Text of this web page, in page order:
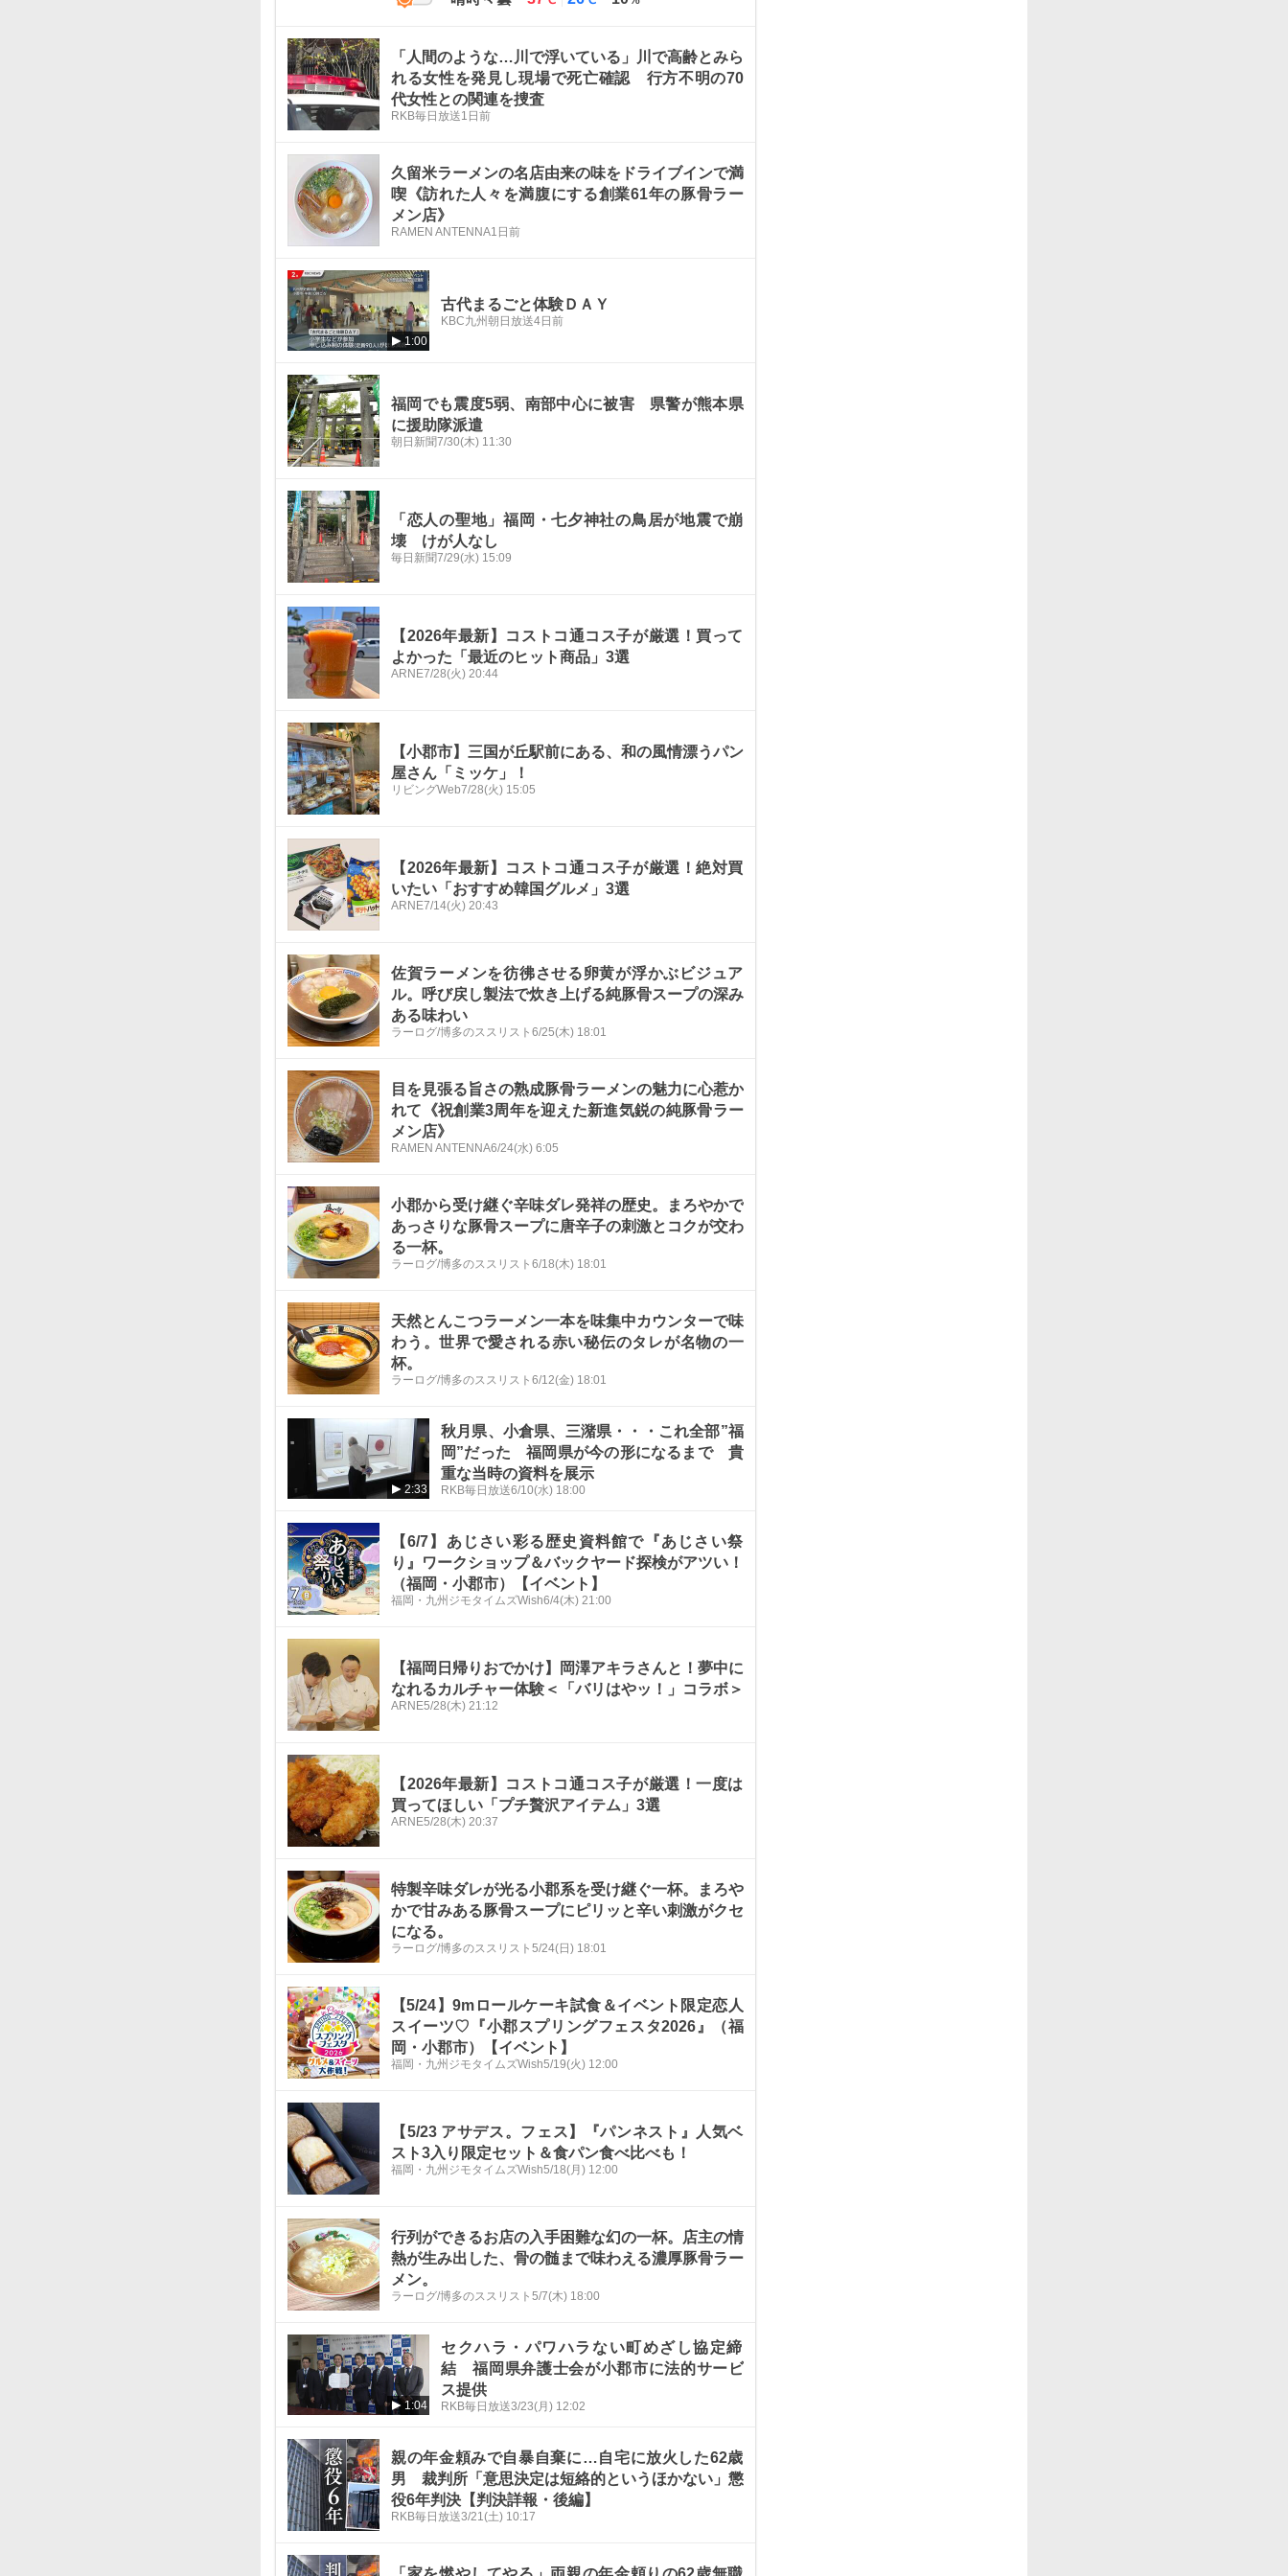
温
温
「人間のような…川で浮いている」川で高齢とみら
れる女性を発見し現場で死亡確認 行方不明の70
代女性との関連を捜査
RKB毎日放送1日前
久留米ラーメンの名店由来の味をドライブインで満
喫《訪れた人々を満腹にする創業61年の豚骨ラー
メン店》
RAMEN ANTENNA1日前
1:00
古代まるごと体験ＤＡＹ
KBC九州朝日放送4日前
福岡でも震度5弱、南部中心に被害 県警が熊本県
に援助隊派遣
朝日新聞7/30(木) 11:30
「恋人の聖地」福岡・七夕神社の鳥居が地震で崩
壊 けが人なし
毎日新聞7/29(水) 15:09
【2026年最新】コストコ通コス子が厳選！買って
よかった「最近のヒット商品」3選
ARNE7/28(火) 20:44
【小郡市】三国が丘駅前にある、和の風情漂うパン
屋さん「ミッケ」！
リビングWeb7/28(火) 15:05
【2026年最新】コストコ通コス子が厳選！絶対買
いたい「おすすめ韓国グルメ」3選
ARNE7/14(火) 20:43
佐賀ラーメンを彷彿させる卵黄が浮かぶビジュア
ル。呼び戻し製法で炊き上げる純豚骨スープの深み
ある味わい
ラーログ/博多のススリスト 6/25(木) 18:01
目を見張る旨さの熟成豚骨ラーメンの魅力に心惹か
れて《祝創業3周年を迎えた新進気鋭の純豚骨ラー
メン店》
RAMEN ANTENNA6/24(水) 6:05
小郡から受け継ぐ辛味ダレ発祥の歴史。まろやかで
あっさりな豚骨スープに唐辛子の刺激とコクが交わ
る一杯。
ラーログ/博多のススリスト 6/18(木) 18:01
天然とんこつラーメン一本を味集中カウンターで味
わう。世界で愛される赤い秘伝のタレが名物の一
杯。
ラーログ/博多のススリスト 6/12(金) 18:01
2:33
秋月県、小倉県、三潴県・・・これ全部”福
岡”だった 福岡県が今の形になるまで 貴
重な当時の資料を展示
RKB毎日放送6/10(水) 18:00
【6/7】あじさい彩る歴史資料館で『あじさい祭
り』ワークショップ＆バックヤード探検がアツい！
（福岡・小郡市）【イベント】
福岡・九州ジモタイムズWish6/4(木) 21:00
【福岡日帰りおでかけ】岡澤アキラさんと！夢中に
なれるカルチャー体験＜「バリはやッ！」コラボ＞
ARNE5/28(木) 21:12
【2026年最新】コストコ通コス子が厳選！一度は
買ってほしい「プチ贅沢アイテム」3選
ARNE5/28(木) 20:37
特製辛味ダレが光る小郡系を受け継ぐ一杯。まろや
かで甘みある豚骨スープにピリッと辛い刺激がクセ
になる。
ラーログ/博多のススリスト 5/24(日) 18:01
【5/24】9mロールケーキ試食＆イベント限定恋人
スイーツ♡『小郡スプリングフェスタ2026』（福
岡・小郡市）【イベント】
福岡・九州ジモタイムズWish5/19(火) 12:00
【5/23 アサデス。フェス】『パンネスト』人気ベ
スト3入り限定セット＆食パン食べ比べも！
福岡・九州ジモタイムズWish5/18(月) 12:00
行列ができるお店の入手困難な幻の一杯。店主の情
熱が生み出した、骨の髄まで味わえる濃厚豚骨ラー
メン。
ラーログ/博多のススリスト 5/7(木) 18:00
1:04
セクハラ・パワハラない町めざし協定締
結 福岡県弁護士会が小郡市に法的サービ
ス提供
RKB毎日放送3/23(月) 12:02
親の年金頼みで自暴自棄に…自宅に放火した62歳
男 裁判所「意思決定は短絡的というほかない」懲
役6年判決【判決詳報・後編】
RKB毎日放送3/21(土) 10:17